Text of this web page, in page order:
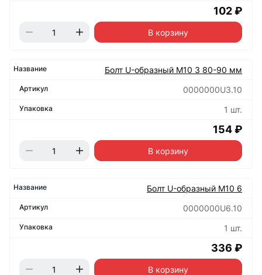
102 ₽
В корзину
Болт U-образный М10 3 80-90 мм
0000000U3.10
1 шт.
154 ₽
В корзину
Болт U-образный М10 6
0000000U6.10
1 шт.
336 ₽
В корзину